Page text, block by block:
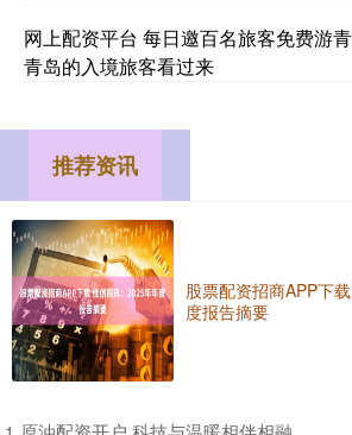
网上配资平台 每日邀百名旅客免费游
青岛的入境旅客看过来
推荐资讯
股票配资招商APP下
度报告摘要